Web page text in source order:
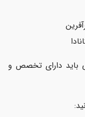
باید دارای تخصص و